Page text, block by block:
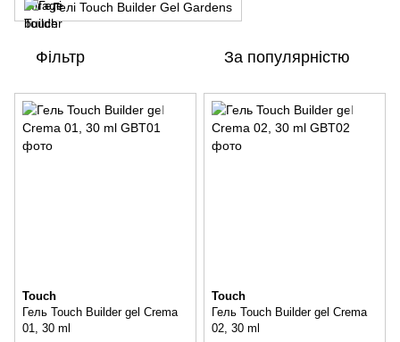
Гелі Touch Builder Gel Gardens
Фільтр За популярністю
Touch
Гель Touch Builder gel Crema
01, 30 ml
Touch
Гель Touch Builder gel Crema
02, 30 ml